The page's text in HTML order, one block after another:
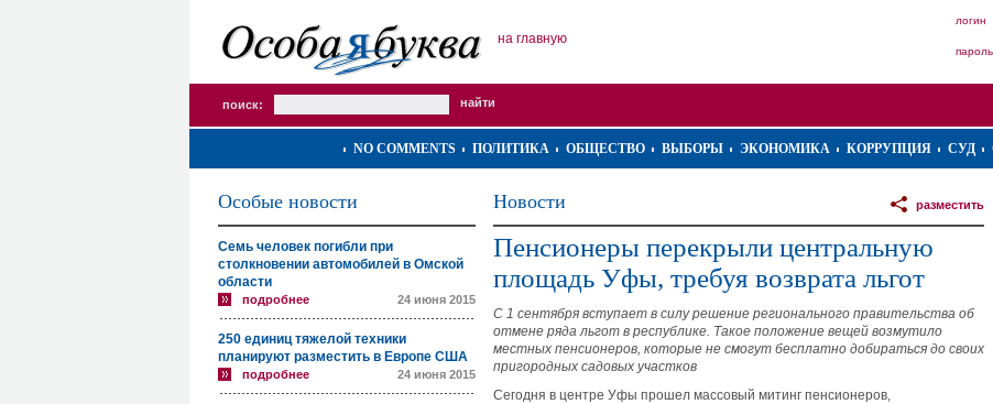
на главную
логин
пароль
поиск:
NO COMMENTS ПОЛИТИКА ОБЩЕСТВО ВЫБОРЫ ЭКОНОМИКА КОРРУПЦИЯ СУД
Особые новости
Семь человек погибли при
столкновении автомобилей в Омской
области
подробнее 24 июня 2015
250 единиц тяжелой техники
планируют разместить в Европе США
подробнее 24 июня 2015
Новости разместить
Пенсионеры перекрыли центральную
площадь Уфы, требуя возврата льгот
С 1 сентября вступает в силу решение регионального правительства об
отмене ряда льгот в республике. Такое положение вещей возмутило
местных пенсионеров, которые не смогут бесплатно добираться до своих
пригородных садовых участков
Сегодня в центре Уфы прошел массовый митинг пенсионеров,